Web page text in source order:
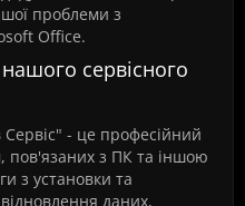
проблеми з
Office.
сервісного
- це професійний
пов'язаних з ПК та іншою
з установки та
даних,